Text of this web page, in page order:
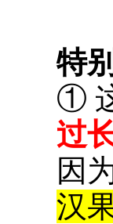
特
①
过
因
汉